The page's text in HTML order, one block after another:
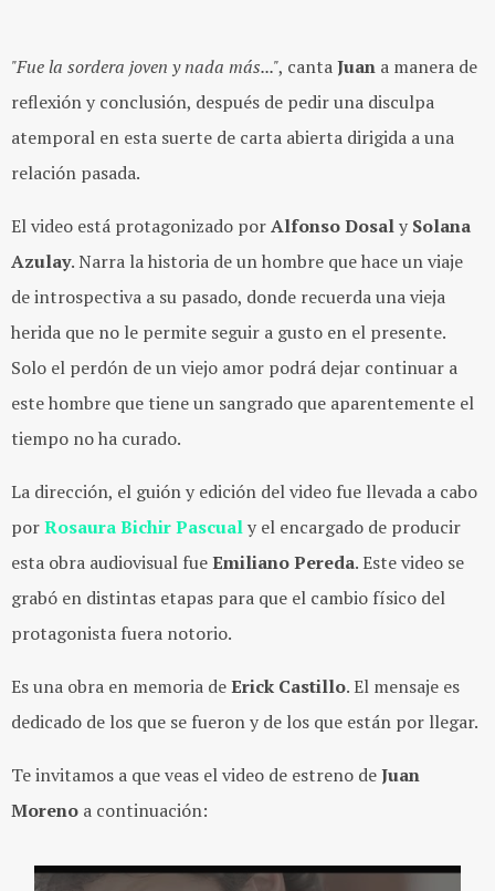
"Fue la sordera joven y nada más...", cantaJuan a manera de
reflexión y conclusión, después de pedir una disculpa
atemporal en esta suerte de carta abierta dirigida a una
relación pasada.
El video está protagonizado porAlfonso Dosaly Solana
Azulay. Narra la historia de un hombre que hace un viaje
de introspectiva a su pasado, donde recuerda una vieja
herida que no le permite seguir a gusto en el presente.
Solo el perdón de un viejo amor podrá dejar continuar a
este hombre que tiene un sangrado que aparentemente el
tiempo no ha curado.
La dirección, el guión y edición del video fue llevada a cabo
porRosaura Bichir Pascualy el encargado de producir
esta obra audiovisual fueEmiliano Pereda. Este video se
grabó en distintas etapas para que el cambio físico del
protagonista fuera notorio.
Es una obra en memoria deErick Castillo. El mensaje es
dedicado de los que se fueron y de los que están por llegar.
Te invitamos a que veas el video de estreno deJuan
Moreno a continuación: